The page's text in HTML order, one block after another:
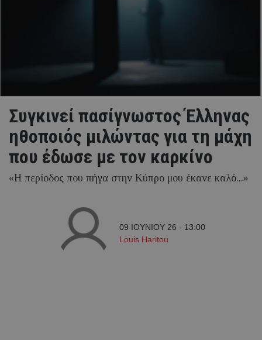
Συγκινεί πασίγνωστος Έλληνας
ηθοποιός μιλώντας για τη μάχη
που έδωσε με τον καρκίνο
«Η περίοδος που πήγα στην Κύπρο μου έκανε καλό...»
09 ΙΟΥΝΙΟΥ 26 - 13:00
Louis Haritou